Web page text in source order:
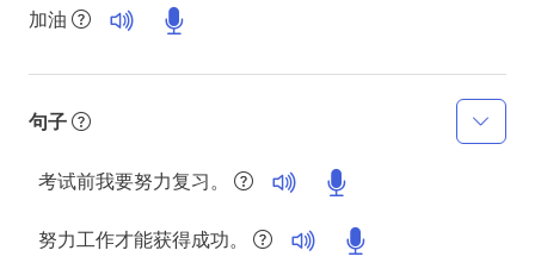
加油
句子
考试前我要努力复习。
努力工作才能获得成功。